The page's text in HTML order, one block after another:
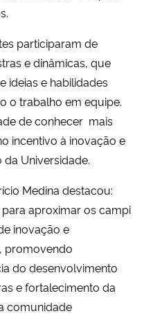
participaram de
e dinâmicas, que
ideias e habilidades
o trabalho em equipe.
de conhecer mais
incentivo à inovação e
Universidade.
Medina destacou:
aproximar os campi
inovação e
promovendo
do desenvolvimento
e fortalecimento da
comunidade